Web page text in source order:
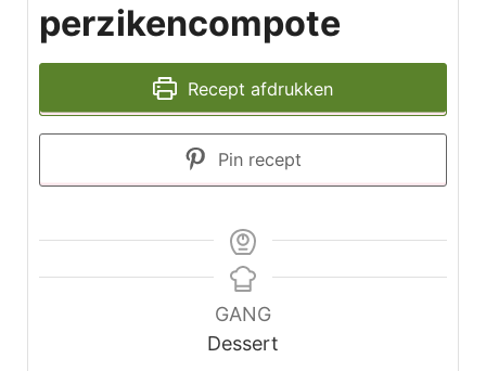
perzikencompote
Recept afdrukken
Pin recept
GANG
Dessert